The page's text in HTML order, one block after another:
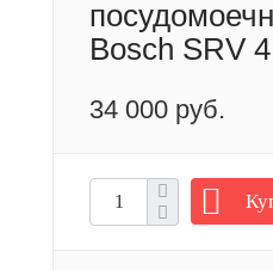
Bosch SRV
34 000 руб.